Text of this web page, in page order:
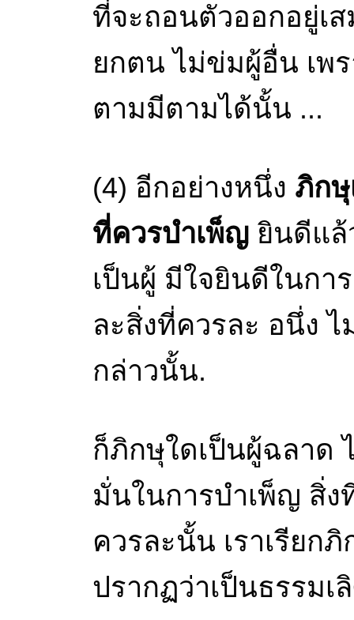
ที่จะถอนตัวออกอยู่เ
ยกตน ไม่ข่มผู้อื่น เพ
ตามมีตามได้นั้น ...
(4) อีกอย่างหนึ่ง ภิกษุ
ที่ควรบำเพ็ญ ยินดีแล้
เป็นผู้ มีใจยินดีในกา
ละสิ่งที่ควรละ อนึ่ง
กล่าวนั้น.
ก็ภิกษุใดเป็นผู้ฉลาด
มั่นในการบำเพ็ญ สิ่ง
ควรละนั้น เราเรียก
ปรากฏว่าเป็นธรรมเ